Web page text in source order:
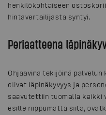
henkilökohtaiseen
hintavertailijasta syntyi.
Periaatteena
Ohjaavina tekijöinä
olivat läpinäkyvyys ja
saavutettiin tuomalla
esille riippumatta siitä,